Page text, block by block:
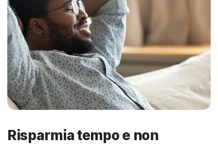
Risparmia tempo e non